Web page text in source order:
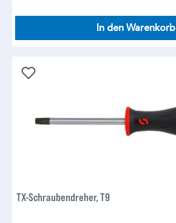
In den Warenkorb
TX-Schraubendreher, T9